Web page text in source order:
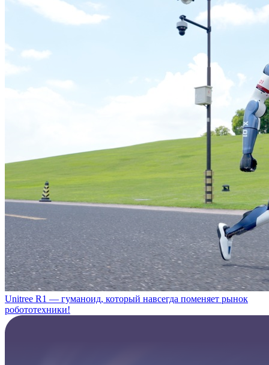
Unitree R1 — гуманоид, который навсегда поменяет рынок
робототехники!